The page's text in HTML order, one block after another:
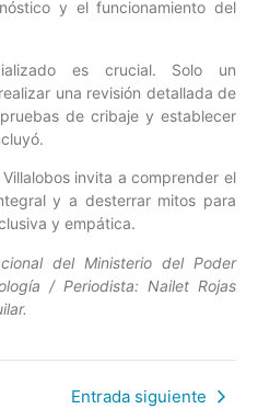
y el funcionamiento del
es crucial. Solo un
una revisión detallada de
de cribaje y establecer
invita a comprender el
y a desterrar mitos para
y empática.
del Ministerio del Poder
/ Periodista: Nailet Rojas
Entrada siguiente